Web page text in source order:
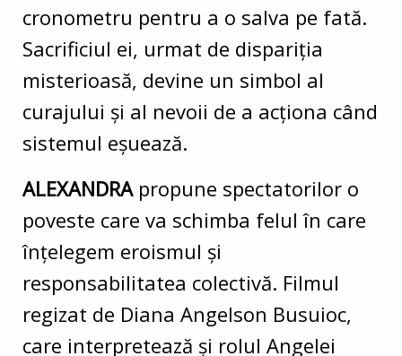
cronometru pentru a o salva pe fată.
Sacrificiul ei, urmat de dispariția
misterioasă, devine un simbol al
curajului și al nevoii de a acționa când
sistemul eșuează.
ALEXANDRA propune spectatorilor o
poveste care va schimba felul în care
înțelegem eroismul și
responsabilitatea colectivă. Filmul
regizat de Diana Angelson Busuioc,
care interpretează și rolul Angelei